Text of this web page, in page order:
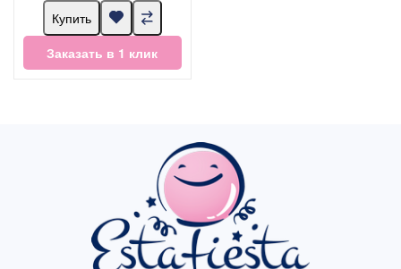
Купить
Заказать в 1 клик